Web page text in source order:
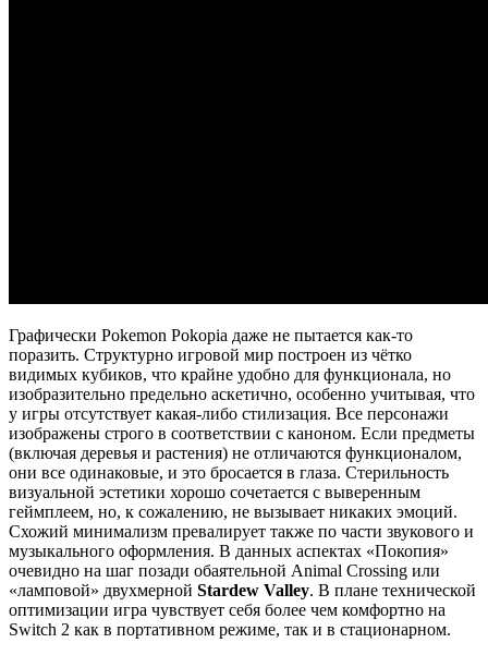
Графически Pokemon Pokopia даже не пытается как-то
поразить. Структурно игровой мир построен из чётко
видимых кубиков, что крайне удобно для функционала, но
изобразительно предельно аскетично, особенно учитывая, что
у игры отсутствует какая-либо стилизация. Все персонажи
изображены строго в соответствии с каноном. Если предметы
(включая деревья и растения) не отличаются функционалом,
они все одинаковые, и это бросается в глаза. Стерильность
визуальной эстетики хорошо сочетается с выверенным
геймплеем, но, к сожалению, не вызывает никаких эмоций.
Схожий минимализм превалирует также по части звукового и
музыкального оформления. В данных аспектах «Покопия»
очевидно на шаг позади обаятельной Animal Crossing или
«ламповой» двухмерной Stardew Valley. В плане технической
оптимизации игра чувствует себя более чем комфортно на
Switch 2 как в портативном режиме, так и в стационарном.